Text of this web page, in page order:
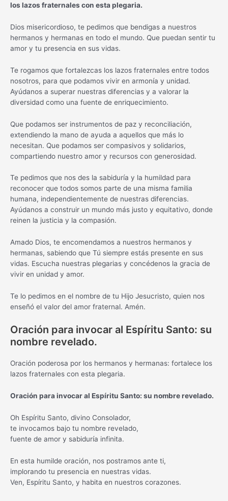
los lazos fraternales con esta plegaria.
Dios misericordioso, te pedimos que bendigas a nuestros
hermanos y hermanas en todo el mundo. Que puedan sentir tu
amor y tu presencia en sus vidas.
Te rogamos que fortalezcas los lazos fraternales entre todos
nosotros, para que podamos vivir en armonía y unidad.
Ayúdanos a superar nuestras diferencias y a valorar la
diversidad como una fuente de enriquecimiento.
Que podamos ser instrumentos de paz y reconciliación,
extendiendo la mano de ayuda a aquellos que más lo
necesitan. Que podamos ser compasivos y solidarios,
compartiendo nuestro amor y recursos con generosidad.
Te pedimos que nos des la sabiduría y la humildad para
reconocer que todos somos parte de una misma familia
humana, independientemente de nuestras diferencias.
Ayúdanos a construir un mundo más justo y equitativo, donde
reinen la justicia y la compasión.
Amado Dios, te encomendamos a nuestros hermanos y
hermanas, sabiendo que Tú siempre estás presente en sus
vidas. Escucha nuestras plegarias y concédenos la gracia de
vivir en unidad y amor.
Te lo pedimos en el nombre de tu Hijo Jesucristo, quien nos
enseñó el valor del amor fraternal. Amén.
Oración para invocar al Espíritu Santo: su
nombre revelado.
Oración poderosa por los hermanos y hermanas: fortalece los
lazos fraternales con esta plegaria.
Oración para invocar al Espíritu Santo: su nombre revelado.
Oh Espíritu Santo, divino Consolador,
te invocamos bajo tu nombre revelado,
fuente de amor y sabiduría infinita.
En esta humilde oración, nos postramos ante ti,
implorando tu presencia en nuestras vidas.
Ven, Espíritu Santo, y habita en nuestros corazones.